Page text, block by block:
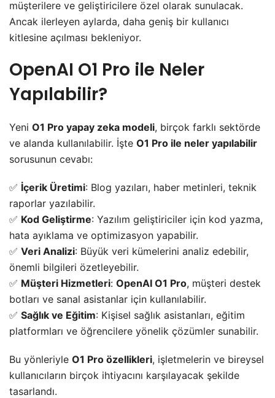
müşterilere ve geliştiricilere özel olarak sunulacak.
Ancak ilerleyen aylarda, daha geniş bir kullanıcı
kitlesine açılması bekleniyor.
OpenAI O1 Pro ile Neler
Yapılabilir?
Yeni O1 Pro yapay zeka modeli, birçok farklı sektörde
ve alanda kullanılabilir. İşte O1 Pro ile neler yapılabilir
sorusunun cevabı:
✅ İçerik Üretimi: Blog yazıları, haber metinleri, teknik
raporlar yazılabilir.
✅ Kod Geliştirme: Yazılım geliştiriciler için kod yazma,
hata ayıklama ve optimizasyon yapabilir.
✅ Veri Analizi: Büyük veri kümelerini analiz edebilir,
önemli bilgileri özetleyebilir.
✅ Müşteri Hizmetleri: OpenAI O1 Pro, müşteri destek
botları ve sanal asistanlar için kullanılabilir.
✅ Sağlık ve Eğitim: Kişisel sağlık asistanları, eğitim
platformları ve öğrencilere yönelik çözümler sunabilir.
Bu yönleriyle O1 Pro özellikleri, işletmelerin ve bireysel
kullanıcıların birçok ihtiyacını karşılayacak şekilde
tasarlandı.